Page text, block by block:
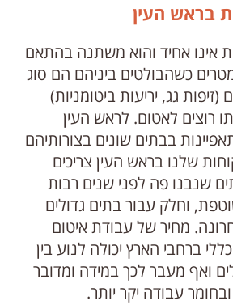
בראש העין
אינו אחיד והוא משתנה בהתאם
כשהבולטים ביניהם הם סוג
גג, יריעות ביטומניות)
רוצים לאטום. לראש העין
בבתים שונים בצורותיהם
שלנו בראש העין צריכים
שנבנו פה לפני שנים רבות
וחלק עבור בתים גדולים
מחיר של עבודת איטום
ברחבי הארץ יכולה לנוע בין
שקלים ואף מעבר לכך במידה ומדובר
עבודה יקר יותר.